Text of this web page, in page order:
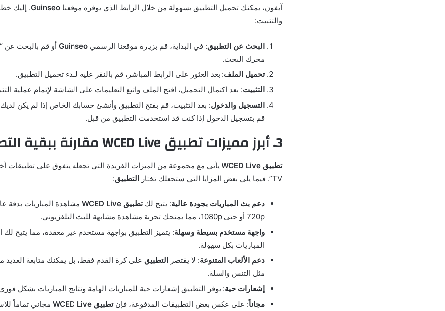
آيفون، يمكنك تحميل التطبيق بسهولة من خلال الرابط الذي يوفره موقعنا Guinseo. إليك
والتثبيت:
البحث عن التطبيق: في البداية، قم بزيارة موقعنا الرسمي Guinseo
محرك البحث.
تحميل الملف: بعد العثور على الرابط المباشر، قم بالنقر عليه لبدء تحميل التطبيق.
التثبيت: بعد اكتمال التحميل، افتح الملف واتبع التعليمات على الشاشة لإتمام عملية
التسجيل والدخول: بعد التثبيت، قم بفتح التطبيق وأنشئ حسابك الخاص إذا لم يكن
قم بتسجيل الدخول إذا كنت قد استخدمت التطبيق من قبل.
3. أبرز مميزات تطبيق WCED Live مقارنة ببقية التطبيقات
تطبيق WCED Live
يأتي مع مجموعة من الميزات الفريدة التي تجعله يتفوق على تطبيقات
TV”. فيما يلي بعض المزايا التي ستجعلك تختار
التطبيق:
دعم بث المباريات بجودة عالية: يتيح لكتطبيق WCED Live
مشاهدة المباريات بدقة
720p أو حتى 1080p، مما يمنحك تجربة مشاهدة مشابهة للبث التلفزيوني.
واجهة مستخدم بسيطة وسهلة: يتميز التطبيق بواجهة مستخدم غير معقدة، مما يتيح
المباريات بكل سهولة.
دعم الألعاب المتنوعة: لا يقتصر التطبيق على كرة القدم فقط، بل يمكنك متابعة العديد
مثل التنس والسلة.
إشعارات حية: يوفر التطبيق إشعارات حية للمباريات الهامة ونتائج المباريات بشكل
مجاناً: على عكس بعض التطبيقات المدفوعة، فإنتطبيق WCED Live مجاني تماماً